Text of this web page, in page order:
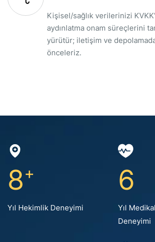
Kişisel/sağlık verilerinizi
aydınlatma onam süreçlerini
yürütür; iletişim ve
önceleriz.
8+
Yıl Hekimlik Deneyimi
6
Yıl
Deneyimi